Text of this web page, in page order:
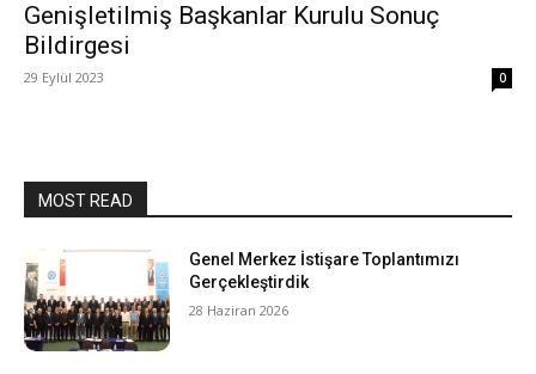
Genişletilmiş Başkanlar Kurulu Sonuç
Bildirgesi
29 Eylül 2023 0
MOST READ
Genel Merkez İstişare Toplantımızı
Gerçekleştirdik
28 Haziran 2026